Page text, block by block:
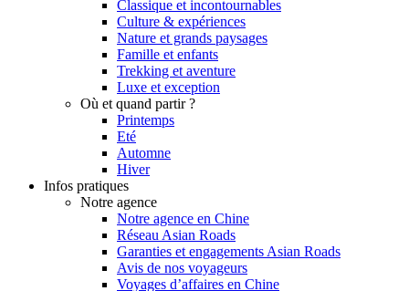
Classique et incontournables
Culture & expériences
Nature et grands paysages
Famille et enfants
Trekking et aventure
Luxe et exception
Où et quand partir ?
Printemps
Eté
Automne
Hiver
Infos pratiques
Notre agence
Notre agence en Chine
Réseau Asian Roads
Garanties et engagements Asian Roads
Avis de nos voyageurs
Voyages d’affaires en Chine